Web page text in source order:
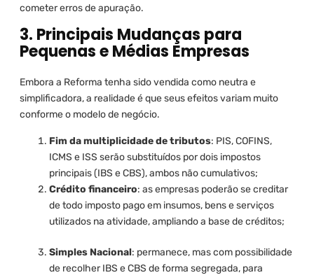
cometer erros de apuração.
3. Principais Mudanças para
Pequenas e Médias Empresas
Embora a Reforma tenha sido vendida como neutra e
simplificadora, a realidade é que seus efeitos variam muito
conforme o modelo de negócio.
Fim da multiplicidade de tributos: PIS, COFINS,
ICMS e ISS serão substituídos por dois impostos
principais (IBS e CBS), ambos não cumulativos;
Crédito financeiro: as empresas poderão se creditar
de todo imposto pago em insumos, bens e serviços
utilizados na atividade, ampliando a base de créditos;
Simples Nacional: permanece, mas com possibilidade
de recolher IBS e CBS de forma segregada, para